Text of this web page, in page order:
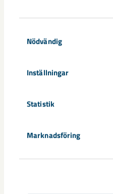
Nödvändig
Inställningar
Statistik
Marknadsföring
Års- och